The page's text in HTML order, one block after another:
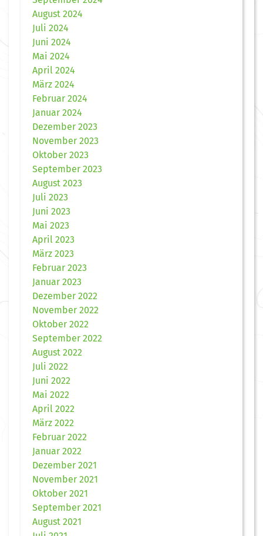
August 2024
Juli 2024
Juni 2024
Mai 2024
April 2024
März 2024
Februar 2024
Januar 2024
Dezember 2023
November 2023
Oktober 2023
September 2023
August 2023
Juli 2023
Juni 2023
Mai 2023
April 2023
März 2023
Februar 2023
Januar 2023
Dezember 2022
November 2022
Oktober 2022
September 2022
August 2022
Juli 2022
Juni 2022
Mai 2022
April 2022
März 2022
Februar 2022
Januar 2022
Dezember 2021
November 2021
Oktober 2021
September 2021
August 2021